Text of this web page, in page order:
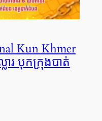
Kun Khmer
រ បុកក្រុងបាត់